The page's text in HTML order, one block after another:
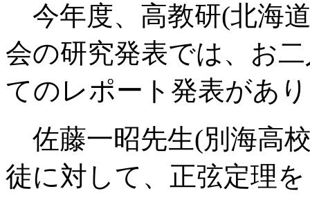
今年度、高教研(北海
会の研究発表では、お
てのレポート発表があ
佐藤一昭先生(別海高
徒に対して、正弦定理を